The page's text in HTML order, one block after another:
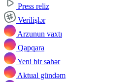
Press reliz
Verilişlər
Arzunun vaxtı
Qapqara
Yeni bir səhər
Aktual gündəm